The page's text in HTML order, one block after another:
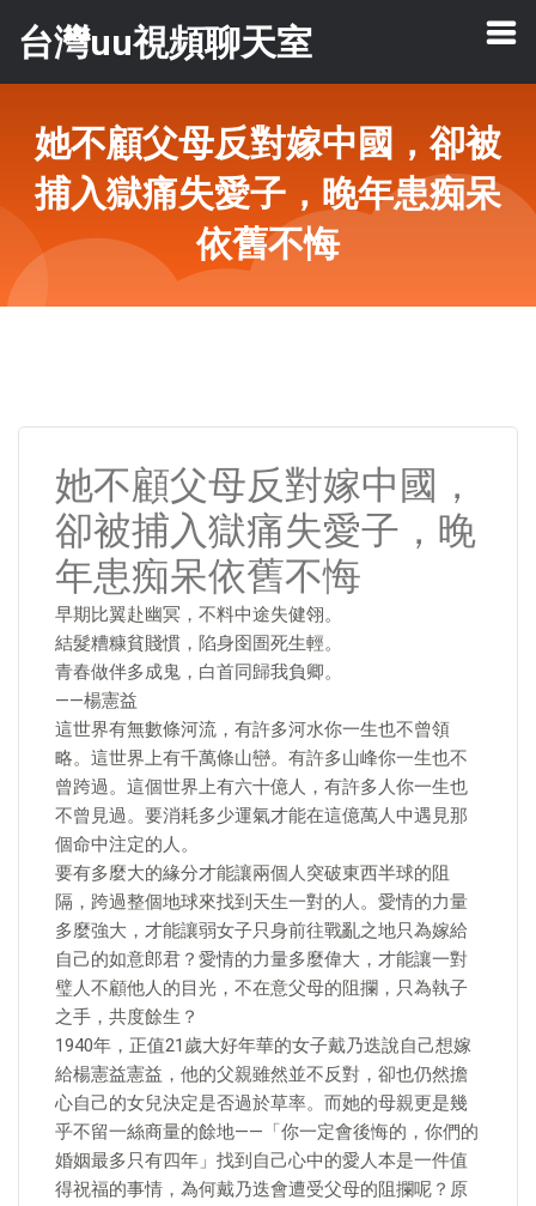
台灣uu視頻聊天室
她不顧父母反對嫁中國，卻被
捕入獄痛失愛子，晚年患痴呆
依舊不悔
她不顧父母反對嫁中國，
卻被捕入獄痛失愛子，晚
年患痴呆依舊不悔
早期比翼赴幽冥，不料中途失健翎。
結髮糟糠貧賤慣，陷身囹圄死生輕。
青春做伴多成鬼，白首同歸我負卿。
——楊憲益
這世界有無數條河流，有許多河水你一生也不曾領
略。這世界上有千萬條山巒。有許多山峰你一生也不
曾跨過。這個世界上有六十億人，有許多人你一生也
不曾見過。要消耗多少運氣才能在這億萬人中遇見那
個命中注定的人。
要有多麼大的緣分才能讓兩個人突破東西半球的阻
隔，跨過整個地球來找到天生一對的人。愛情的力量
多麼強大，才能讓弱女子只身前往戰亂之地只為嫁給
自己的如意郎君？愛情的力量多麼偉大，才能讓一對
璧人不顧他人的目光，不在意父母的阻攔，只為執子
之手，共度餘生？
1940年，正值21歲大好年華的女子戴乃迭說自己想嫁
給楊憲益憲益，他的父親雖然並不反對，卻也仍然擔
心自己的女兒決定是否過於草率。而她的母親更是幾
乎不留一絲商量的餘地——「你一定會後悔的，你們的
婚姻最多只有四年」找到自己心中的愛人本是一件值
得祝福的事情，為何戴乃迭會遭受父母的阻攔呢？原